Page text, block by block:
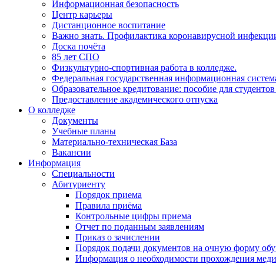
Информационная безопасность
Центр карьеры
Дистанционное воспитание
Важно знать. Профилактика коронавирусной
Доска почёта
85 лет СПО
Физкультурно-спортивная работа в колледже.
Федеральная государственная информационная
Образовательное кредитование: пособие для
Предоставление академического отпуска
О колледже
Документы
Учебные планы
Материально-техническая База
Вакансии
Информация
Специальности
Абитуриенту
Порядок приема
Правила приёма
Контрольные цифры приема
Отчет по поданным заявлениям
Приказ о зачислении
Порядок подачи документов на очную форму
Информация о необходимости прохождения